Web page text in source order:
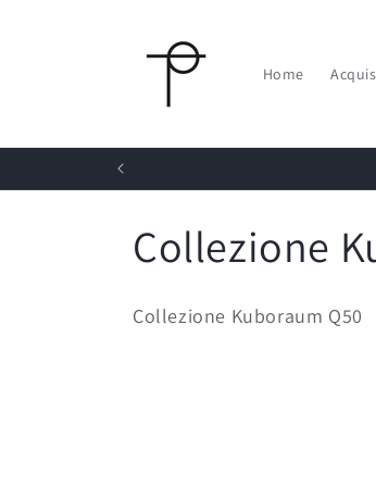
Home
C
o
Collezione
Collezione Kuboraum Q50